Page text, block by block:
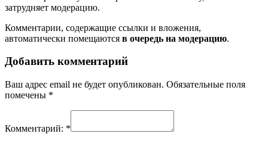
затрудняет модерацию.
Комментарии, содержащие ссылки и вложения,
автоматически помещаются в очередь на модерацию.
Добавить комментарий
Ваш адрес email не будет опубликован. Обязательные поля
помечены *
Комментарий: *